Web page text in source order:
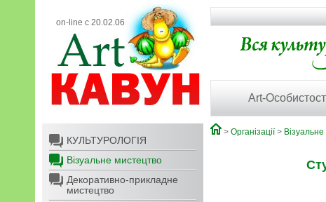
on-line с 20.02.06
Art-
КУЛЬТУРОЛОГІЯ
Візуальне мистецтво
Декоративно-прикладне
мистецтво
> Організації>